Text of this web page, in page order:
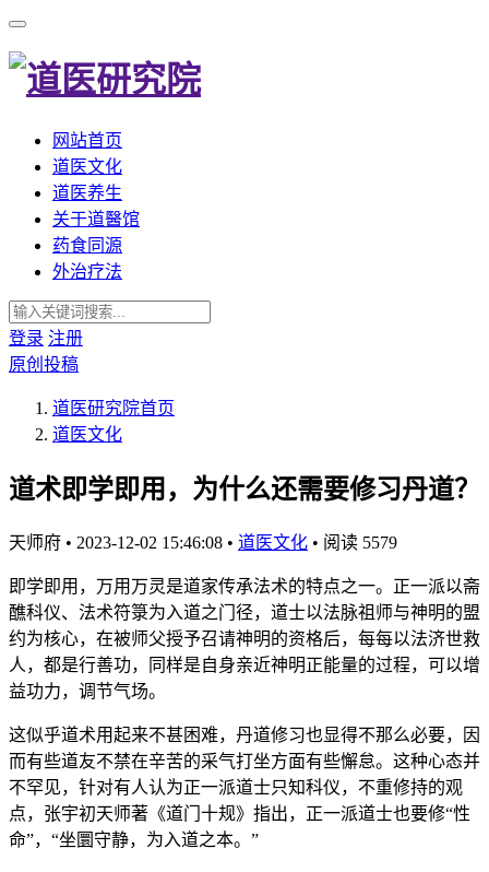
网站首页
道医文化
道医养生
关于道醫馆
药食同源
外治疗法
登录 注册
原创投稿
道医研究院首页
道医文化
道术即学即用，为什么还需要修习丹道？
天师府 • 2023-12-02 15:46:08 • 道医文化 • 阅读 5579
即学即用，万用万灵是道家传承法术的特点之一。正一派以斋
醮科仪、法术符箓为入道之门径，道士以法脉祖师与神明的盟
约为核心，在被师父授予召请神明的资格后，每每以法济世救
人，都是行善功，同样是自身亲近神明正能量的过程，可以增
益功力，调节气场。
这似乎道术用起来不甚困难，丹道修习也显得不那么必要，因
而有些道友不禁在辛苦的采气打坐方面有些懈怠。这种心态并
不罕见，针对有人认为正一派道士只知科仪，不重修持的观
点，张宇初天师著《道门十规》指出，正一派道士也要修“性
命”，“坐圜守静，为入道之本。”